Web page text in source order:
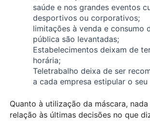
saúde e nos grandes eventos
desportivos ou corporativos;
limitações à venda e consumo
pública são levantadas;
Estabelecimentos deixam de
horária;
Teletrabalho deixa de ser
a cada empresa estipular o
Quanto à utilização da máscara,
relação às últimas decisões no que